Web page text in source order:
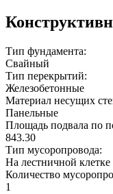
Тип фундамента:
Свайный
Тип перекрытий:
Железобетонные
Материал несущих
Панельные
Площадь подвала по
843.30
Тип мусоропровода:
На лестничной клетке
Количество
1